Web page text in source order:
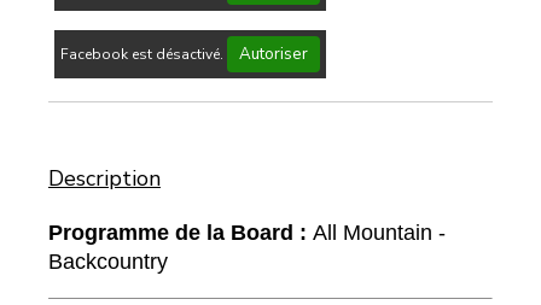
Facebook est désactivé. Autoriser
Description
Programme de la Board : All Mountain -
Backcountry